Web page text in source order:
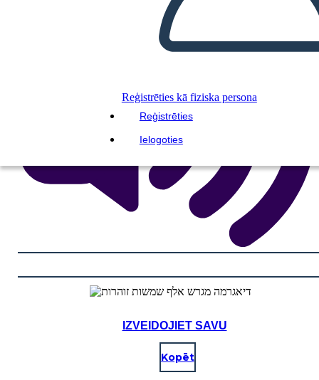
Reģistrēties kā fiziska persona
Reģistrēties
Ielogoties
IZVEIDOJIET SAVU
Kopēt